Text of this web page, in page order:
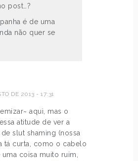
post…?
é de uma
não quer se
DE 2013 - 17:31
aqui, mas o
atitude de ver a
slut shaming (nossa
tá curta, como o cabelo
coisa muito ruim,